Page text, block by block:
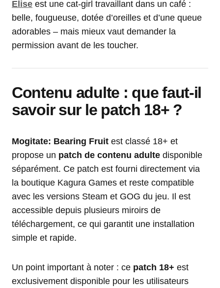
Elise est une cat-girl travaillant dans un café :
belle, fougueuse, dotée d’oreilles et d’une queue
adorables – mais mieux vaut demander la
permission avant de les toucher.
Contenu adulte : que faut-il
savoir sur le patch 18+ ?
Mogitate: Bearing Fruit est classé 18+ et
propose un patch de contenu adulte disponible
séparément. Ce patch est fourni directement via
la boutique Kagura Games et reste compatible
avec les versions Steam et GOG du jeu. Il est
accessible depuis plusieurs miroirs de
téléchargement, ce qui garantit une installation
simple et rapide.
Un point important à noter : ce patch 18+ est
exclusivement disponible pour les utilisateurs